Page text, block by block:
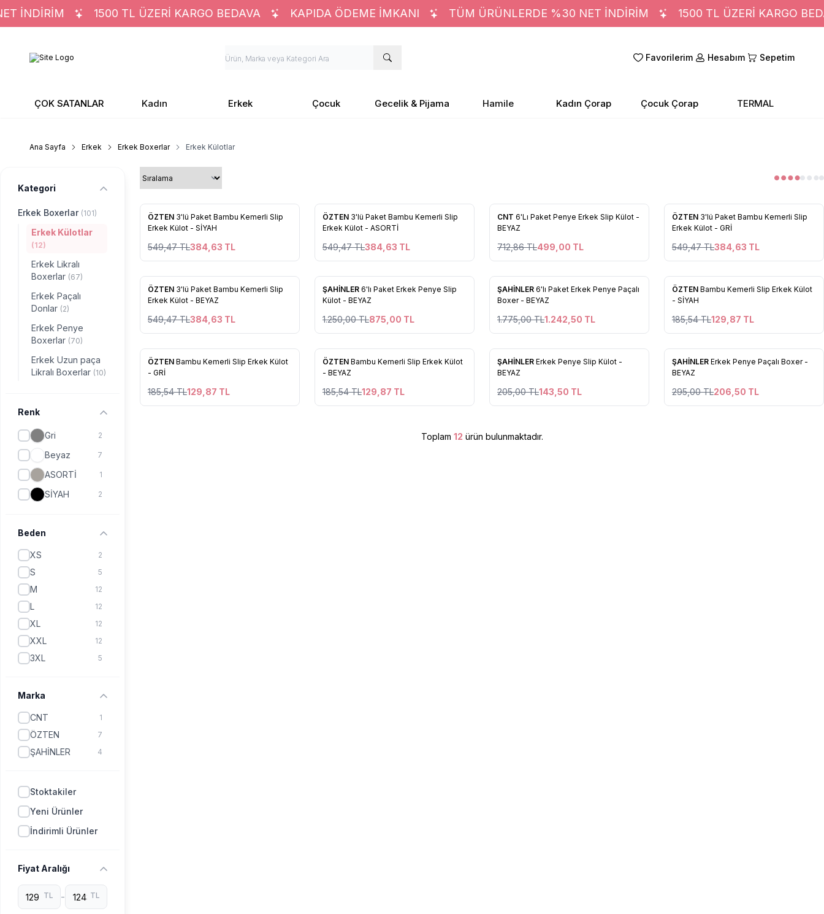
İNDİRİM 1500 TL ÜZERİ KARGO BEDAVA KAPIDA ÖDEME İMKANI TÜM ÜRÜNLERDE %30 NET İNDİRİM 1500 TL ÜZERİ KARGO
Favorilerim Hesabım Sepetim
ÇOK SATANLAR Kadın Erkek Çocuk Gecelik & Pijama Hamile Kadın Çorap Çocuk Çorap TERMAL
Ana Sayfa Erkek Erkek Boxerlar Erkek Külotlar
Kategori
Erkek Boxerlar (101)
Erkek Külotlar
(12)
Erkek Likralı
Boxerlar (67)
Erkek Paçalı
Donlar (2)
Erkek Penye
Boxerlar (70)
Erkek Uzun paça
Likralı Boxerlar (10)
Renk
Gri 2
Beyaz 7
ASORTİ 1
SİYAH 2
Beden
XS 2
S 5
M 12
L 12
XL 12
XXL 12
3XL 5
Marka
CNT 1
ÖZTEN 7
ŞAHİNLER 4
Stoktakiler
Yeni Ürünler
İndirimli Ürünler
Fiyat Aralığı
TL - TL
%30
Favorilere Ekle
ÖZTEN 3'lü Paket Bambu Kemerli Slip
Erkek Külot - SİYAH
549,47TL384,63 TL
%30
Favorilere Ekle
ÖZTEN 3'lü Paket Bambu Kemerli Slip
Erkek Külot - ASORTİ
549,47TL384,63 TL
%30
Favorilere Ekle
CNT 6'Lı Paket Penye Erkek Slip Külot -
BEYAZ
712,86TL499,00 TL
%30
Favorilere Ekle
ÖZTEN 3'lü Paket Bambu Kemerli Slip
Erkek Külot - GRİ
549,47TL384,63 TL
%30
Favorilere Ekle
ÖZTEN 3'lü Paket Bambu Kemerli Slip
Erkek Külot - BEYAZ
549,47TL384,63 TL
%30
Favorilere Ekle
ŞAHİNLER 6'lı Paket Erkek Penye Slip
Külot - BEYAZ
1.250,00TL875,00 TL
%30
Favorilere Ekle
ŞAHİNLER 6'lı Paket Erkek Penye Paçalı
Boxer - BEYAZ
1.775,00TL1.242,50 TL
%30
Favorilere Ekle
ÖZTEN Bambu Kemerli Slip Erkek Külot
- SİYAH
185,54TL129,87 TL
%30
Favorilere Ekle
ÖZTEN Bambu Kemerli Slip Erkek Külot
- GRİ
185,54TL129,87 TL
%30
Favorilere Ekle
ÖZTEN Bambu Kemerli Slip Erkek Külot
- BEYAZ
185,54TL129,87 TL
%30
Favorilere Ekle
ŞAHİNLER Erkek Penye Slip Külot -
BEYAZ
205,00TL143,50 TL
%30
Favorilere Ekle
ŞAHİNLER Erkek Penye Paçalı Boxer -
BEYAZ
295,00TL206,50 TL
Toplam 12 ürün bulunmaktadır.